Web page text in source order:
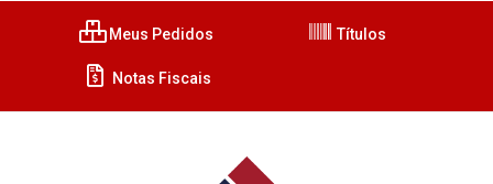
Meus Pedidos Títulos
Notas Fiscais